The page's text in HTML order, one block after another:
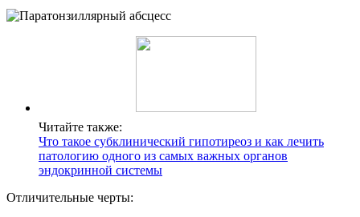
Читайте также:
Что такое субклинический гипотиреоз и как лечить
патологию одного из самых важных органов
эндокринной системы
Отличительные черты: